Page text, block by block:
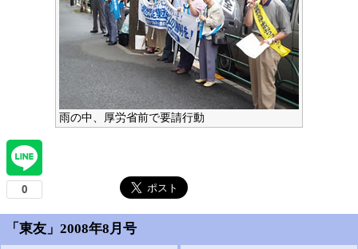
雨の中、厚労省前で要請行動
「東友」2008年8月号